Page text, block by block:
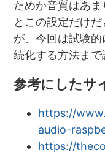
ためか音質はあ
とこの設定だけ
が、今回は試験
続化する方法まで
参考にしたサ
https://
audio-
https://